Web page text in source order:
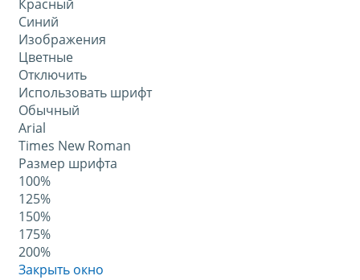
Красный
Синий
Изображения
Цветные
Отключить
Использовать шрифт
Обычный
Arial
Times New Roman
Размер шрифта
100%
125%
150%
175%
200%
Закрыть окно